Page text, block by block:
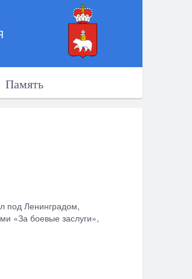
Память
под Ленинградом,
«За боевые заслуги»,